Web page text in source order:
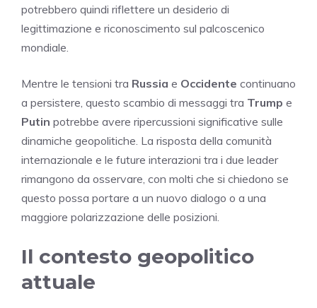
potrebbero quindi riflettere un desiderio di
legittimazione e riconoscimento sul palcoscenico
mondiale.
Mentre le tensioni tra Russia e Occidente continuano
a persistere, questo scambio di messaggi tra Trump e
Putin potrebbe avere ripercussioni significative sulle
dinamiche geopolitiche. La risposta della comunità
internazionale e le future interazioni tra i due leader
rimangono da osservare, con molti che si chiedono se
questo possa portare a un nuovo dialogo o a una
maggiore polarizzazione delle posizioni.
Il contesto geopolitico
attuale